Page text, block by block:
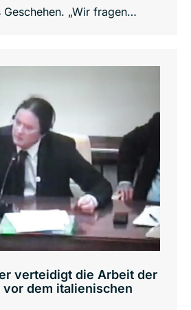
„Wir fragen…
verteidigt die Arbeit der
dem italienischen